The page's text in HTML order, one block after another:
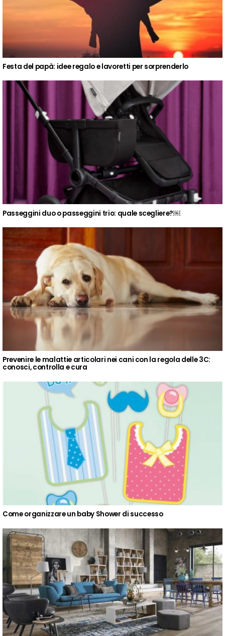
Festa del papà: idee regalo e lavoretti per sorprenderlo
Passeggini duo o passeggini trio: quale scegliere?￼
Prevenire le malattie articolari nei cani con la regola delle 3C:
conosci, controlla e cura
Come organizzare un baby Shower di successo